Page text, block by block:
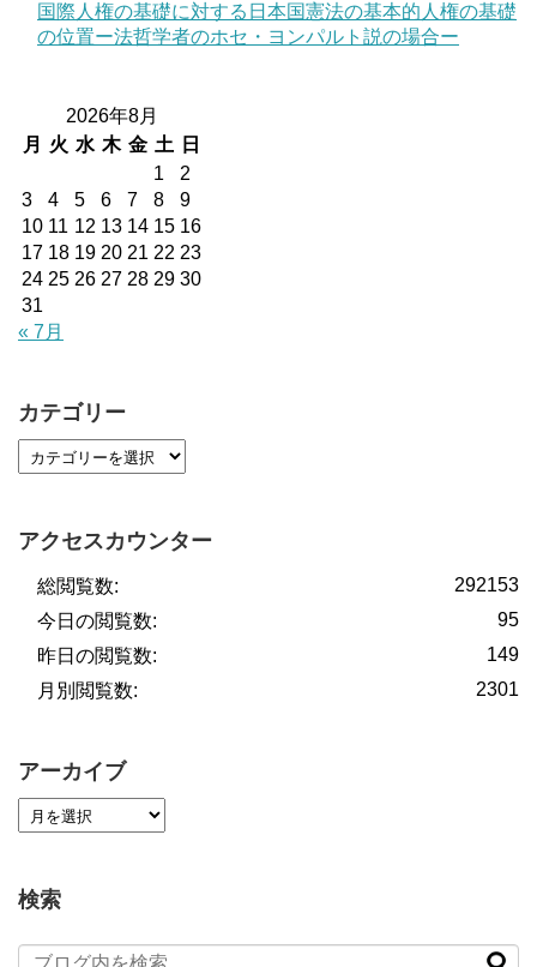
国際人権の基礎に対する日本国憲法の基本的人権の基礎
の位置ー法哲学者のホセ・ヨンパルト説の場合ー
2026年8月
月
火 水 木 金 土
日
1
2
3
4 5 6 7 8
9
10 11 12 13 14 15 16
17 18 19 20 21 22 23
24 25 26 27 28 29 30
31
« 7月
カテゴリー
アクセスカウンター
292153
総閲覧数:
95
今日の閲覧数:
149
昨日の閲覧数:
2301
月別閲覧数:
アーカイブ
検索